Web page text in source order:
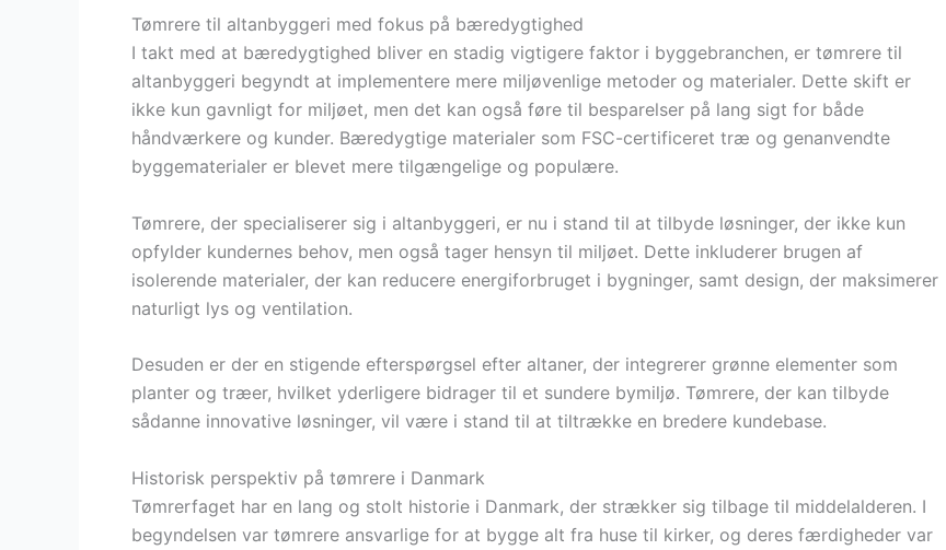
Tømrere til altanbyggeri med fokus på bæredygtighed
I takt med at bæredygtighed bliver en stadig vigtigere faktor i byggebranchen, er tømrere til
altanbyggeri begyndt at implementere mere miljøvenlige metoder og materialer. Dette skift er
ikke kun gavnligt for miljøet, men det kan også føre til besparelser på lang sigt for både
håndværkere og kunder. Bæredygtige materialer som FSC-certificeret træ og genanvendte
byggematerialer er blevet mere tilgængelige og populære.
Tømrere, der specialiserer sig i altanbyggeri, er nu i stand til at tilbyde løsninger, der ikke kun
opfylder kundernes behov, men også tager hensyn til miljøet. Dette inkluderer brugen af
isolerende materialer, der kan reducere energiforbruget i bygninger, samt design, der maksimerer
naturligt lys og ventilation.
Desuden er der en stigende efterspørgsel efter altaner, der integrerer grønne elementer som
planter og træer, hvilket yderligere bidrager til et sundere bymiljø. Tømrere, der kan tilbyde
sådanne innovative løsninger, vil være i stand til at tiltrække en bredere kundebase.
Historisk perspektiv på tømrere i Danmark
Tømrerfaget har en lang og stolt historie i Danmark, der strækker sig tilbage til middelalderen. I
begyndelsen var tømrere ansvarlige for at bygge alt fra huse til kirker, og deres færdigheder var